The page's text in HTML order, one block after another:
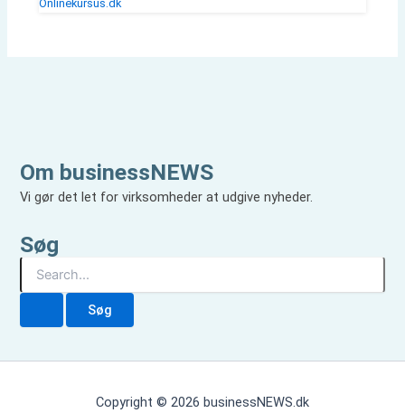
Onlinekursus.dk
Om businessNEWS
Vi gør det let for virksomheder at udgive nyheder.
Søg
Copyright © 2026 businessNEWS.dk